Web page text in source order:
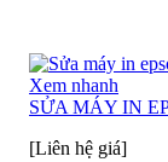
Xem nhanh
SỬA MÁY IN
[Liên hệ giá]